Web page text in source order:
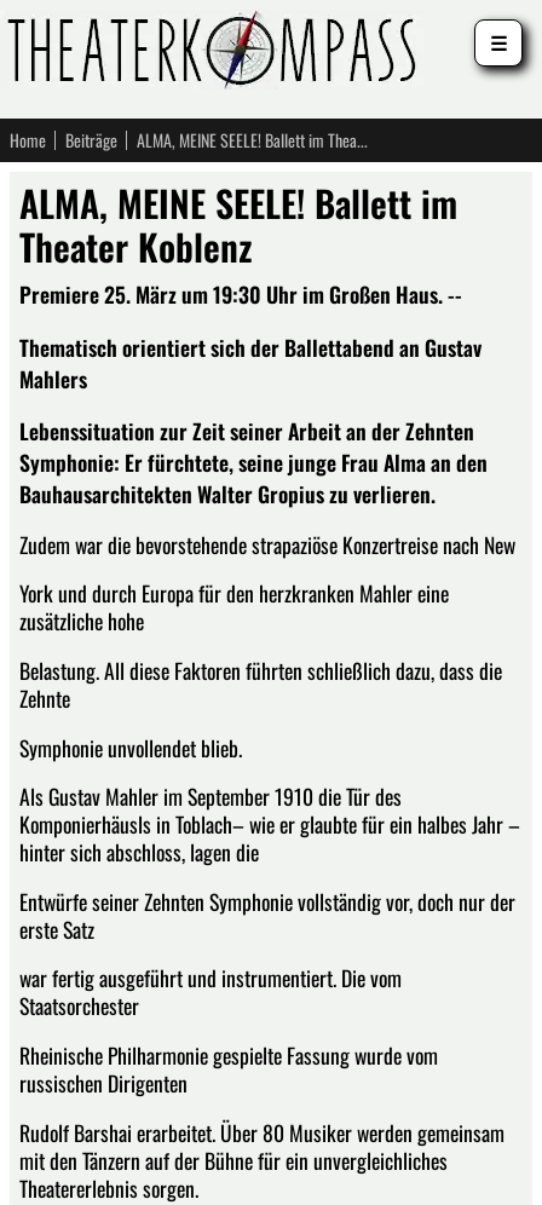
Home Beiträge ALMA, MEINE SEELE! Ballett im Theater Koblenz
ALMA, MEINE SEELE! Ballett im
Theater Koblenz
Premiere 25. März um 19:30 Uhr im Großen Haus. --
Thematisch orientiert sich der Ballettabend an Gustav
Mahlers
Lebenssituation zur Zeit seiner Arbeit an der Zehnten
Symphonie: Er fürchtete, seine junge Frau Alma an den
Bauhausarchitekten Walter Gropius zu verlieren.
Zudem war die bevorstehende strapaziöse Konzertreise nach New
York und durch Europa für den herzkranken Mahler eine
zusätzliche hohe
Belastung. All diese Faktoren führten schließlich dazu, dass die
Zehnte
Symphonie unvollendet blieb.
Als Gustav Mahler im September 1910 die Tür des
Komponierhäusls in Toblach– wie er glaubte für ein halbes Jahr –
hinter sich abschloss, lagen die
Entwürfe seiner Zehnten Symphonie vollständig vor, doch nur der
erste Satz
war fertig ausgeführt und instrumentiert. Die vom
Staatsorchester
Rheinische Philharmonie gespielte Fassung wurde vom
russischen Dirigenten
Rudolf Barshai erarbeitet. Über 80 Musiker werden gemeinsam
mit den Tänzern auf der Bühne für ein unvergleichliches
Theatererlebnis sorgen.
☰